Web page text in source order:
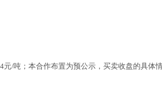
元/吨；本合作布置为预公示，买卖收盘的具